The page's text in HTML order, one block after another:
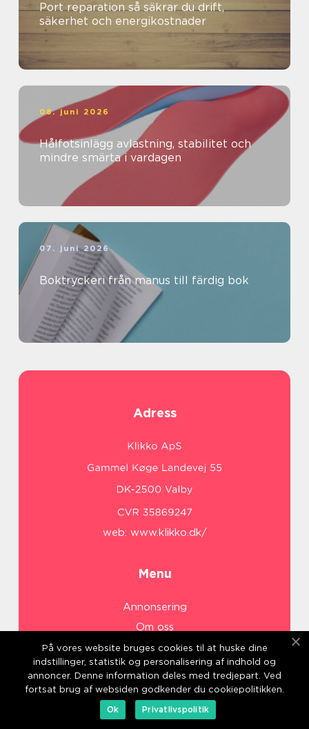
Port reparation så säkrar du drift,
säkerhet och energikostnader
08. juni 2026
Hålfotsinlägg avlastning, stabilitet och
mindre smärta i vardagen
07. juni 2026
Boktryckeri från manus till färdig bok
Adress
web: www.klikko.dk/
Menu
Annonsering
Om oss
Cookies
Kontakta oss
Sitemap
På vores website bruges cookies til at huske dine
indstillinger, statistik og personalisering af indhold og
annoncer. Denne information deles med tredjepart. Ved
fortsat brug af websiden godkender du cookiepolitikken.
Ok
Privatlivspolitik